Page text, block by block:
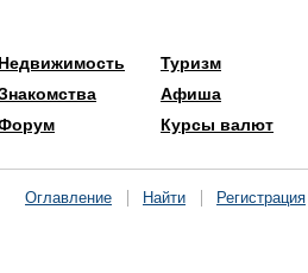
Недвижимость
Туризм
Афиша
Курсы валют
Оглавление Найти Регистрация